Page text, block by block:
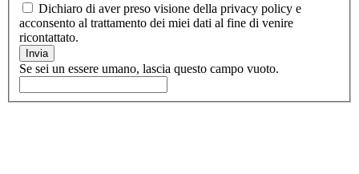
Dichiaro di aver preso visione della privacy policy e
acconsento al trattamento dei miei dati al fine di venire
ricontattato.
Invia
Se sei un essere umano, lascia questo campo vuoto.